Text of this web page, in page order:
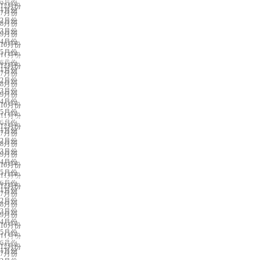
12月份
6月份
7月份
8月份
9月份
10月份
11月份
12月份
1月份
2月份
3月份
4月份
5月份
6月份
7月份
8月份
9月份
10月份
11月份
12月份
东营展会排期
1月份
2月份
3月份
4月份
5月份
6月份
7月份
8月份
9月份
10月份
11月份
12月份
厦门展会排期
1月份
2月份
3月份
4月份
5月份
6月份
7月份
8月份
9月份
10月份
11月份
12月份
青岛展会排期
1月份
2月份
3月份
4月份
5月份
6月份
7月份
东莞展会排期
1月份